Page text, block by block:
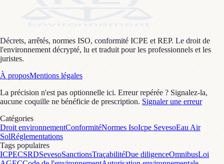
Décrets, arrêtés, normes ISO, conformité ICPE et REP. Le droit de
l'environnement décrypté, lu et traduit pour les professionnels et les
juristes.
À proposMentions légales
La précision n'est pas optionnelle ici. Erreur repérée ? Signalez-la,
aucune coquille ne bénéficie de prescription. Signaler une erreur
Catégories
Droit environnementConformitéNormes IsoIcpe SevesoEau Air
SolRéglementations
Tags populaires
ICPECSRDSevesoSanctionsTraçabilitéDue diligenceOmnibusLoi